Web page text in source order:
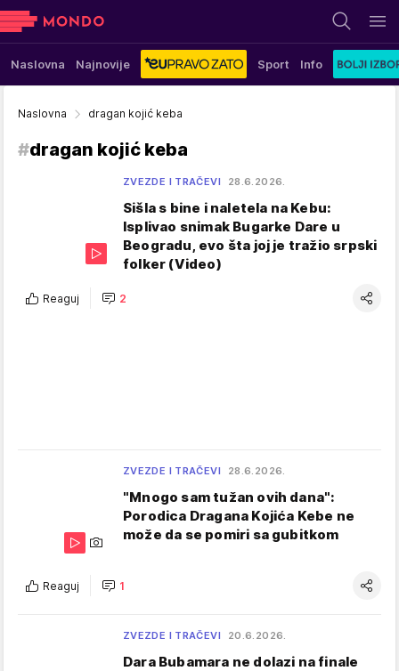
Naslovna Najnovije Sport Info
Naslovna dragan kojić keba
#dragan kojić keba
ZVEZDE I TRAČEVI 28.6.2026.
Sišla s bine i naletela na Kebu:
Isplivao snimak Bugarke Dare u
Beogradu, evo šta joj je tražio srpski
folker (Video)
Reaguj 2
ZVEZDE I TRAČEVI 28.6.2026.
"Mnogo sam tužan ovih dana":
Porodica Dragana Kojića Kebe ne
može da se pomiri sa gubitkom
Reaguj 1
ZVEZDE I TRAČEVI 20.6.2026.
Dara Bubamara ne dolazi na finale